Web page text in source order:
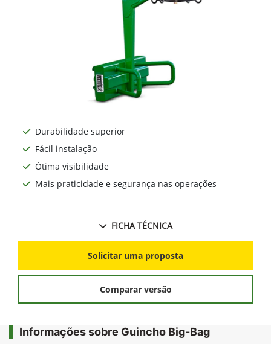
Durabilidade superior
Fácil instalação
Ótima visibilidade
Mais praticidade e segurança nas operações
FICHA TÉCNICA
Solicitar uma proposta
Comparar versão
Informações sobre Guincho Big-Bag